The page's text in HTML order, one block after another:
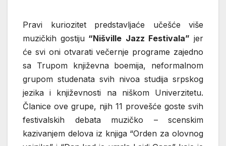
Pravi kuriozitet predstavljaće učešće više
muzičkih gostiju “Nišville Jazz Festivala” jer
će svi oni otvarati večernje programe zajedno
sa Trupom književna boemija, neformalnom
grupom studenata svih nivoa studija srpskog
jezika i književnosti na niškom Univerzitetu.
Članice ove grupe, njih 11 provešće goste svih
festivalskih debata muzičko – scenskim
kazivanjem delova iz knjiga “Orden za olovnog